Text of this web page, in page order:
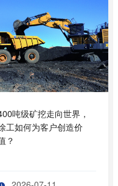
吨级矿挖走向世界，
工如何为客户创造价
？